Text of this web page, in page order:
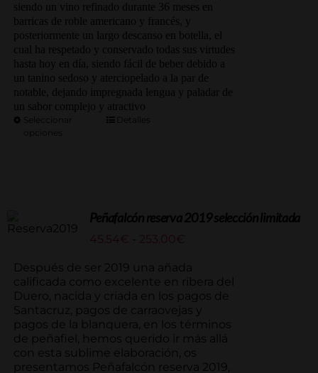
siendo un vino refinado durante 36 meses en
barricas de roble americano y francés, y
posteriormente un largo descanso en botella, el
cual ha respetado y conservado todas sus virtudes
hasta hoy en día, siendo fácil de beber debido a
un tanino sedoso y aterciopelado a la par de
notable, dejando impregnada lengua y paladar de
un sabor complejo y atractivo
Seleccionar
opciones
Detalles
Peñafalcón reserva 2019 selección limitada
45.54€ 253.00 €
precios:
desde
45.54€
hasta
253.00€
Después de ser 2019 una añada
calificada como excelente en ribera del
Duero, nacida y criada en los pagos de
Santacruz, pagos de carraovejas y
pagos de la blanquera, en los términos
de peñafiel, hemos querido ir más allá
con esta sublime elaboración, os
presentamos Peñafalcón reserva 2019,